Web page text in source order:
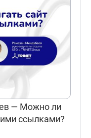
— Можно ли
ссылками?